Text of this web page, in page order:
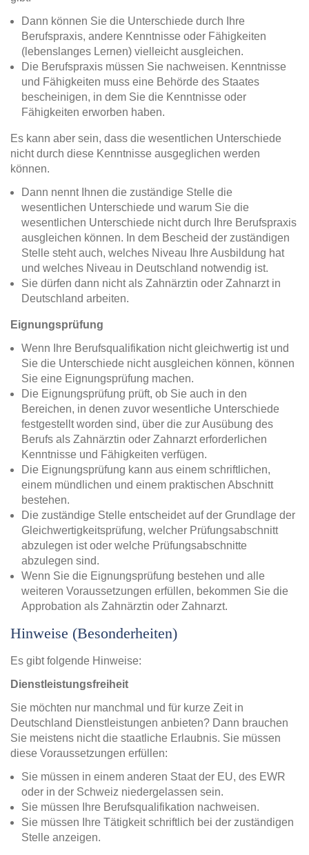
Dann können Sie die Unterschiede durch Ihre
Berufspraxis, andere Kenntnisse oder Fähigkeiten
(lebenslanges Lernen) vielleicht ausgleichen.
Die Berufspraxis müssen Sie nachweisen. Kenntnisse
und Fähigkeiten muss eine Behörde des Staates
bescheinigen, in dem Sie die Kenntnisse oder
Fähigkeiten erworben haben.
Es kann aber sein, dass die wesentlichen Unterschiede
nicht durch diese Kenntnisse ausgeglichen werden
können.
Dann nennt Ihnen die zuständige Stelle die
wesentlichen Unterschiede und warum Sie die
wesentlichen Unterschiede nicht durch Ihre Berufspraxis
ausgleichen können. In dem Bescheid der zuständigen
Stelle steht auch, welches Niveau Ihre Ausbildung hat
und welches Niveau in Deutschland notwendig ist.
Sie dürfen dann nicht als Zahnärztin oder Zahnarzt in
Deutschland arbeiten.
Eignungsprüfung
Wenn Ihre Berufsqualifikation nicht gleichwertig ist und
Sie die Unterschiede nicht ausgleichen können, können
Sie eine Eignungsprüfung machen.
Die Eignungsprüfung prüft, ob Sie auch in den
Bereichen, in denen zuvor wesentliche Unterschiede
festgestellt worden sind, über die zur Ausübung des
Berufs als Zahnärztin oder Zahnarzt erforderlichen
Kenntnisse und Fähigkeiten verfügen.
Die Eignungsprüfung kann aus einem schriftlichen,
einem mündlichen und einem praktischen Abschnitt
bestehen.
Die zuständige Stelle entscheidet auf der Grundlage der
Gleichwertigkeitsprüfung, welcher Prüfungsabschnitt
abzulegen ist oder welche Prüfungsabschnitte
abzulegen sind.
Wenn Sie die Eignungsprüfung bestehen und alle
weiteren Voraussetzungen erfüllen, bekommen Sie die
Approbation als Zahnärztin oder Zahnarzt.
Hinweise (Besonderheiten)
Es gibt folgende Hinweise:
Dienstleistungsfreiheit
Sie möchten nur manchmal und für kurze Zeit in
Deutschland Dienstleistungen anbieten? Dann brauchen
Sie meistens nicht die staatliche Erlaubnis. Sie müssen
diese Voraussetzungen erfüllen:
Sie müssen in einem anderen Staat der EU, des EWR
oder in der Schweiz niedergelassen sein.
Sie müssen Ihre Berufsqualifikation nachweisen.
Sie müssen Ihre Tätigkeit schriftlich bei der zuständigen
Stelle anzeigen.